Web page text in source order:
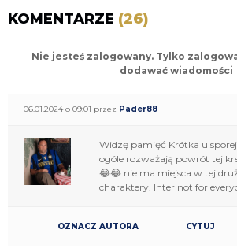
KOMENTARZE (26)
Nie jesteś zalogowany. Tylko
dodawać wiadomości
06.01.2024 o 09:01 przez Pader88
Widzę pamięć Krótka u
ogóle rozważają powrót tej
😂😂 nie ma miejsca w tej
charaktery. Inter not for
OZNACZ AUTORA CYTUJ